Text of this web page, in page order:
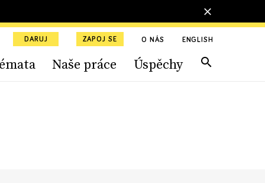
DARUJ ZAPOJ SE O NÁS ENGLISH
Naše práce Úspěchy